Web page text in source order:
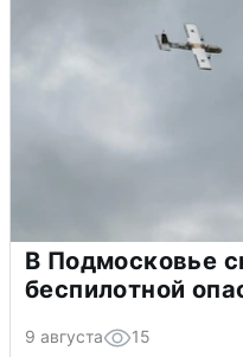
В Подмосковье
беспилотной
9 августа 15